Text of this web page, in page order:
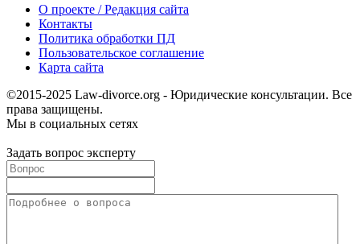
О проекте / Редакция сайта
Контакты
Политика обработки ПД
Пользовательское соглашение
Карта сайта
©2015-2025 Law-divorce.org - Юридические консультации. Все
права защищены.
Мы в социальных сетях
Задать вопрос эксперту